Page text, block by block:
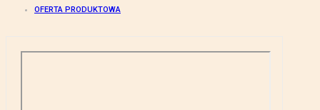
OFERTA PRODUKTOWA